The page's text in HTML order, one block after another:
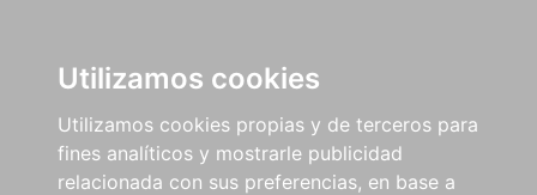
Utilizamos cookies
Utilizamos cookies propias y de terceros para
fines analíticos y mostrarle publicidad
relacionada con sus preferencias, en base a